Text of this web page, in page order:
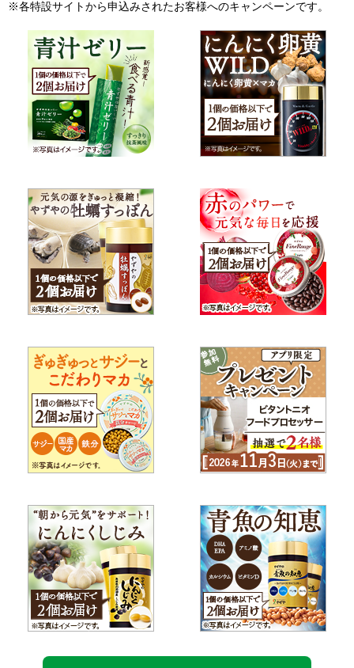
※各特設サイトから申込みされたお客様へのキャンペーンです。